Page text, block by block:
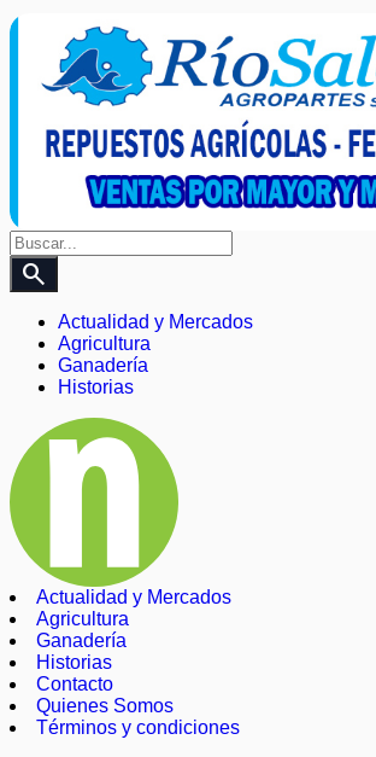
search
Actualidad y Mercados
Agricultura
Ganadería
Historias
Actualidad y Mercados
Agricultura
Ganadería
Historias
Contacto
Quienes Somos
Términos y condiciones